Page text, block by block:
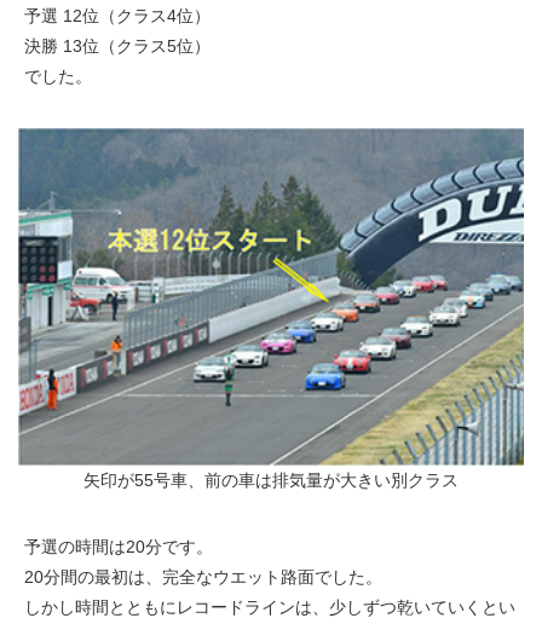
予選 12位（クラス4位）
決勝 13位（クラス5位）
でした。
矢印が55号車、前の車は排気量が大きい別クラス
予選の時間は20分です。
20分間の最初は、完全なウエット路面でした。
しかし時間とともにレコードラインは、少しずつ乾いていくとい